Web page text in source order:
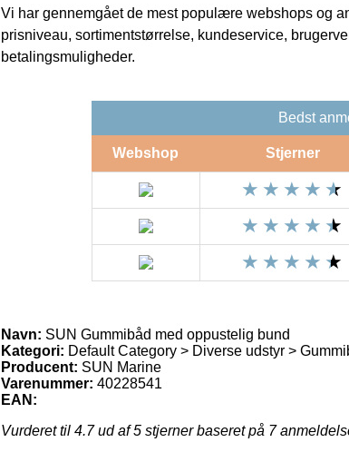
Vi har gennemgået de mest populære webshops og
prisniveau, sortimentstørrelse, kundeservice,
betalingsmuligheder.
Bedst
Webshop Stjerner
Navn: SUN Gummibåd med oppustelig bund
Kategori: Default Category > Diverse udstyr >
Producent: SUN Marine
Varenummer: 40228541
EAN:
Vurderet til 4.7ud af 5 stjerner baseret på 7